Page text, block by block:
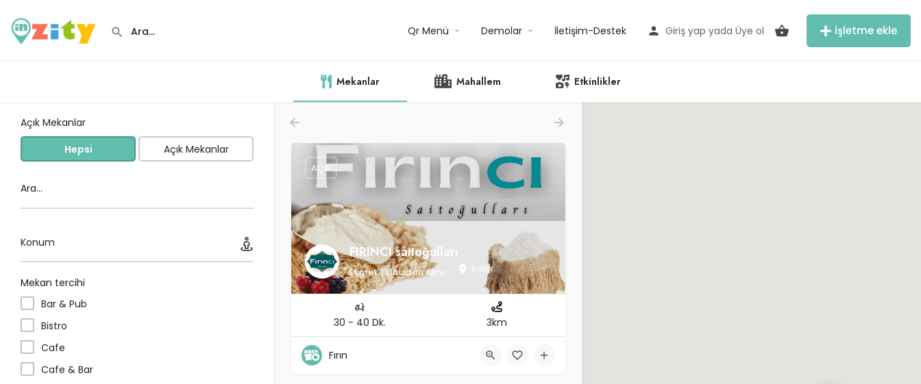
Qr Menü Demolar İletişim-Destek Giriş yap yada Üye ol İşletme ekle
Mekanlar Mahallem Etkinlikler
Açık Mekanlar
Hepsi
Açık Mekanlar
Ara...
Konum
Mekan tercihi
Bar & Pub
Bistro
Cafe
Cafe & Bar
FIRINCI saitoğulları
Ekmek Fırıncıdan Alınır Fatih
AÇIK
30 - 40 Dk. 3km
Fırın